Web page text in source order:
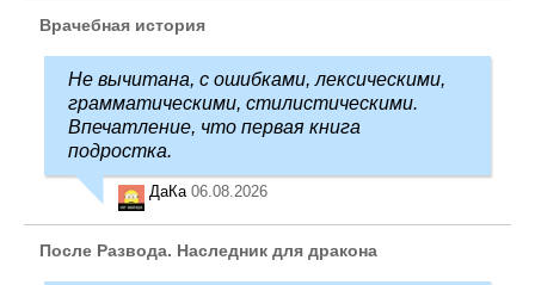
Врачебная история
Не вычитана, с ошибками, лексическими,
грамматическими, стилистическими.
Впечатление, что первая книга
подростка.
ДаКа 06.08.2026
После Развода. Наследник для дракона